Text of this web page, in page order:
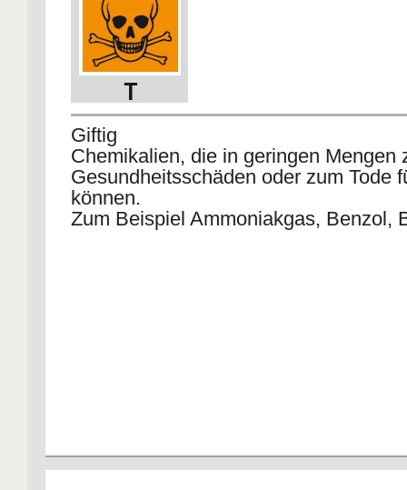
Giftig
Chemikalien, die in geringen Mengen
Gesundheitsschäden oder zum Tode
können.
Zum Beispiel Ammoniakgas, Benzol,